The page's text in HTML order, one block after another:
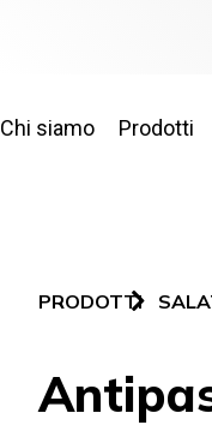
Chi siamo Prodotti
PRODOTTI